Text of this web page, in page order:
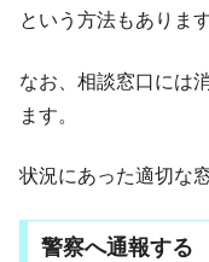
という方法もあります
なお、相談窓口には
ます。
状況にあった適切な
警察へ通報する